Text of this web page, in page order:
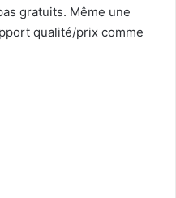
gratuits. Même une
qualité/prix comme